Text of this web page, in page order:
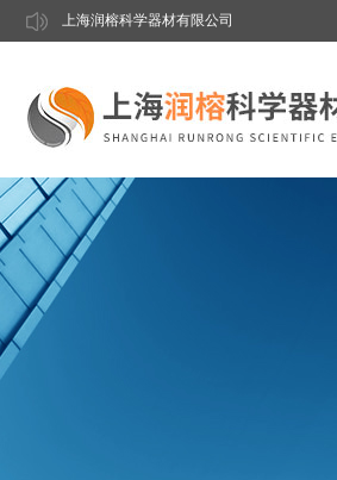
上海润榕科学器材有限公司